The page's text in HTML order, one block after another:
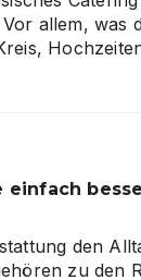
allem, was
einfach
den
zu den